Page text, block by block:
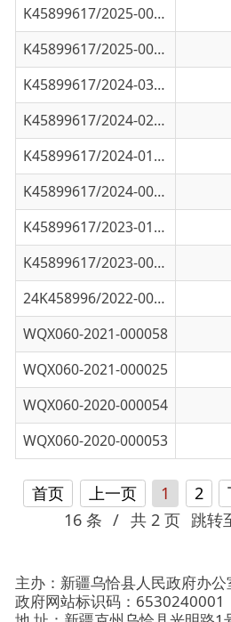
K45899617/2024-03215 11月6日乌
K45899617/2024-02570
2024年4-9
K45899617/2024-01598
K45899617/2024-00319 2024年乌
K45899617/2023-01889 2023年5-8
K45899617/2023-00536
2023年乌
24K458996/2022-00528 乌恰县人工
WQX060-2021-000025 2021年乌
WQX060-2020-000054 乌恰县人影
WQX060-2020-000053
乌恰县人影
首页 上一页 1
16 条 / 共 2 页
主办：新疆乌恰县人民政府办公室
政府网站标识码：6530240001新
地 址：新疆克州乌恰县光明路1号